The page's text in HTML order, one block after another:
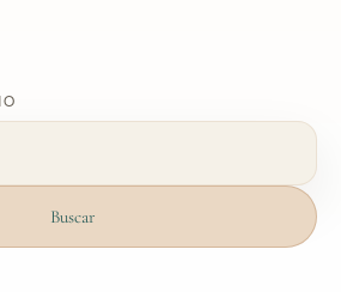
Buscar